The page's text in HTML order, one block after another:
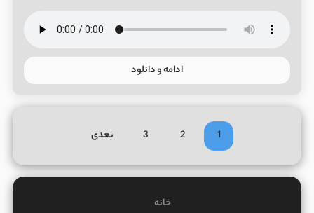
ادامه و دانلود
1
2
3 بعدی
خانه